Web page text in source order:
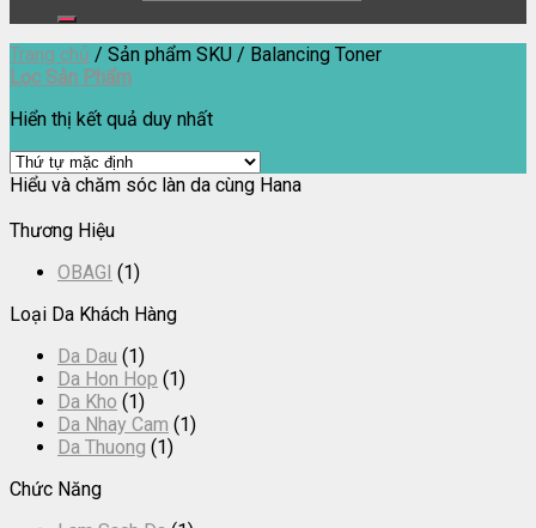
Trang chủ / Sản phẩm SKU / Balancing Toner
Lọc Sản Phẩm
Hiển thị kết quả duy nhất
Hiểu và chăm sóc làn da cùng Hana
Thương Hiệu
OBAGI (1)
Loại Da Khách Hàng
Da Dau (1)
Da Hon Hop (1)
Da Kho (1)
Da Nhay Cam (1)
Da Thuong (1)
Chức Năng